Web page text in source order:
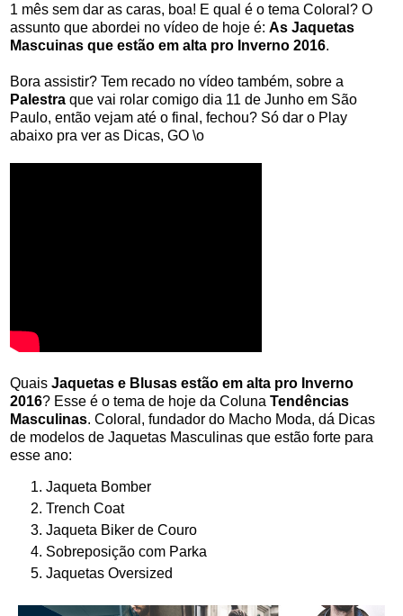
1 mês sem dar as caras, boa! E qual é o tema Coloral? O
assunto que abordei no vídeo de hoje é: As Jaquetas
Mascuinas que estão em alta pro Inverno 2016.
Bora assistir? Tem recado no vídeo também, sobre a
Palestra que vai rolar comigo dia 11 de Junho em São
Paulo, então vejam até o final, fechou? Só dar o Play
abaixo pra ver as Dicas, GO \o
Quais Jaquetas e Blusas estão em alta pro Inverno
2016? Esse é o tema de hoje da Coluna Tendências
Masculinas. Coloral, fundador do Macho Moda, dá Dicas
de modelos de Jaquetas Masculinas que estão forte para
esse ano:
Jaqueta Bomber
Trench Coat
Jaqueta Biker de Couro
Sobreposição com Parka
Jaquetas Oversized